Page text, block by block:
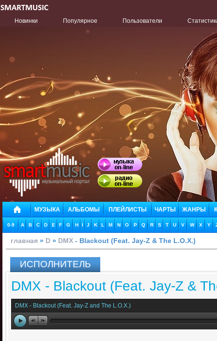
Новинки Популярное Пользователи
МУЗЫКА АЛЬБОМЫ ПЛЕЙЛИСТЫ ЧАРТЫ ЖАНРЫ
0-9 A B C D E F G H I J K L M N O P Q R S T U V W X Y
главная » D » DMX - Blackout (Feat. Jay-Z & The L.O.X.)
ИСПОЛНИТЕЛЬ
DMX - Blackout (Feat. Jay-Z &
DMX - Blackout (Feat. Jay-Z and The L.O.X.)